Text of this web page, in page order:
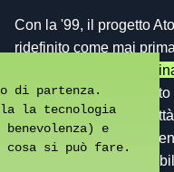
Con la '99, il progetto
ridefinito come mai
ed elettronica
. Il
pista e per drifting in
affaticamento
Un'esperienza
di partenza.
la tecnologia
benevolenza) e
cosa si può fare.